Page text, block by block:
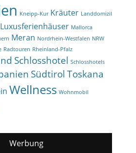
Kneipp-Kur Kräuter Landdomizil
Luxusferienhäuser Mallorca
Meran Nordrhein-Westfalen NRW
Radtouren Rheinland-Pfalz
Schlosshotel Schlosshotels
SüdtirolToskana
Wellness Wohnmobil
Werbung